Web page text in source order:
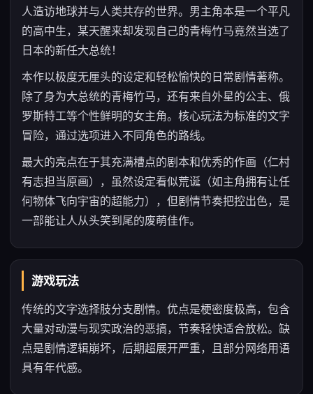
人造访地球并与人类共存的世界。男主角本是一个平凡
的高中生，某天醒来却发现自己的青梅竹马竟然当选了
日本的新任大总统！
本作以极度无厘头的设定和轻松愉快的日常剧情著称。
除了身为大总统的青梅竹马，还有来自外星的公主、俄
罗斯特工等个性鲜明的女主角。核心玩法为标准的文字
冒险，通过选项进入不同角色的路线。
最大的亮点在于其充满槽点的剧本和优秀的作画（仁村
有志担当原画），虽然设定看似荒诞（如主角拥有让任
何物体飞向宇宙的超能力），但剧情节奏把控出色，是
一部能让人从头笑到尾的废萌佳作。
游戏玩法
传统的文字选择肢分支剧情。优点是梗密度极高，包含
大量对动漫与现实政治的恶搞，节奏轻快适合放松。缺
点是剧情逻辑崩坏，后期超展开严重，且部分网络用语
具有年代感。